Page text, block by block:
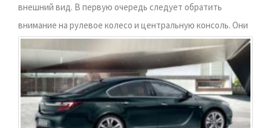
внешний вид. В первую очередь следует обратить
внимание на рулевое колесо и центральную консоль. Они